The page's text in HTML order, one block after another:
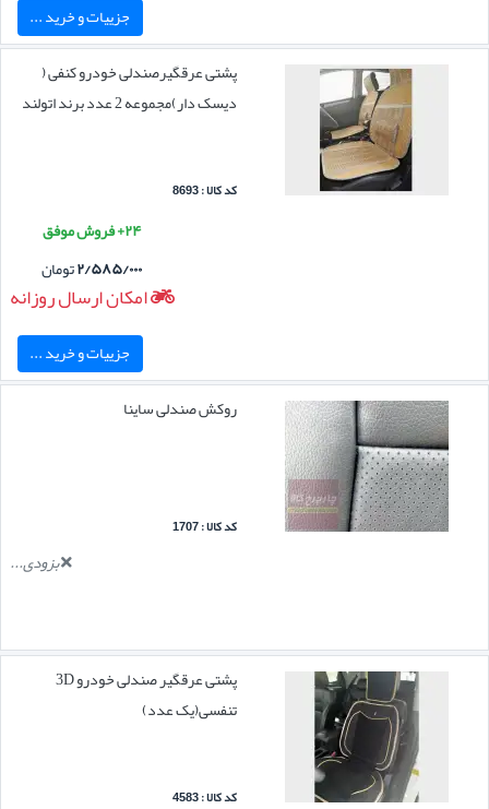
جزییات و خرید ...
پشتی عرقگیرصندلی خودرو کنفی (
دیسک دار)مجموعه 2 عدد برند اتولند
کد کالا : 8693
۲۴+ فروش موفق
۲/۵۸۵/۰۰۰تومان
امکان ارسال روزانه
جزییات و خرید ...
روکش صندلی ساینا
کد کالا : 1707
بزودی...
پشتی عرقگیر صندلی خودرو 3D
تنفسی(یک عدد)
کد کالا : 4583